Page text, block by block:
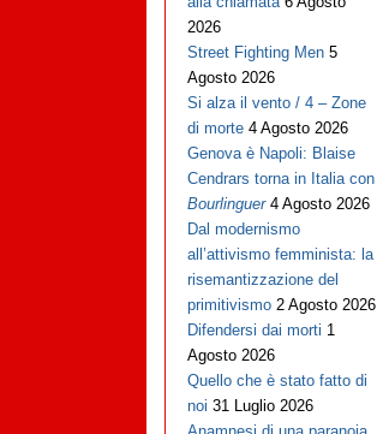
2026
Street Fighting Men 5
Agosto 2026
Si alza il vento / 4 – Zone
di morte 4 Agosto 2026
Genova è Napoli: Blaise
Cendrars torna in Italia con
Bourlinguer 4 Agosto 2026
Dal modernismo
all’attivismo femminista: la
risemantizzazione del
primitivismo 2 Agosto 2026
Difendersi dai morti 1
Agosto 2026
Quello che è stato fatto di
noi 31 Luglio 2026